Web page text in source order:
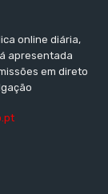
online diária,
apresentada
em direto